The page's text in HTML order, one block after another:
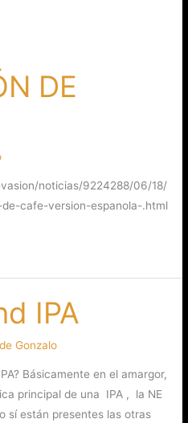
DE
noticias/9224288/06/18/
cafe-version-espanola-.html
IPA
Gonzalo
Básicamente en el amargor,
principal de una IPA , la NE
sí están presentes las otras